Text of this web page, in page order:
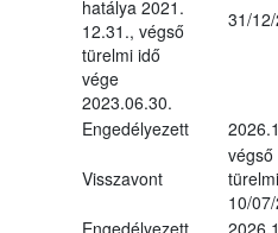
hatálya 2021.
12.31., végső
türelmi idő
vége
2023.06.30.
31/
Engedélyezett
Visszavont
végső
10/